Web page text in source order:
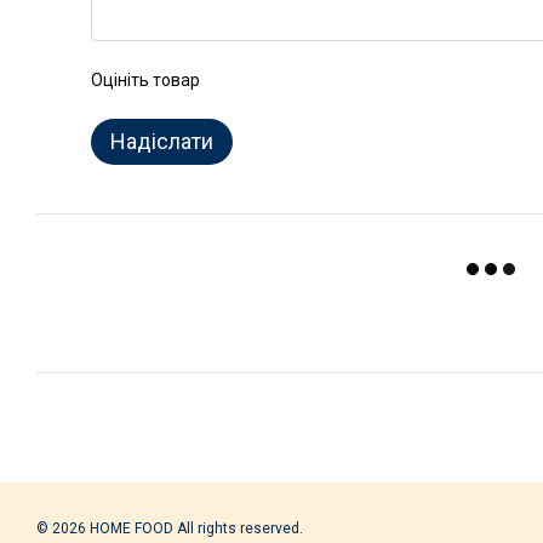
Оцініть товар
Надіслати
© 2026 HOME FOOD All rights reserved.